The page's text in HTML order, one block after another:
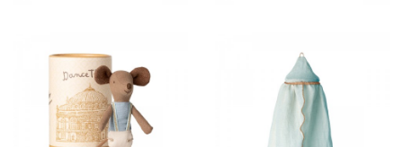
28,00 € 21,00 €